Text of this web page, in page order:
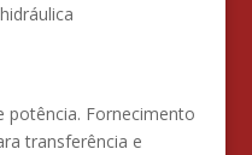
potência. Fornecimento
transferência e